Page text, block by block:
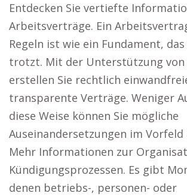
Entdecken Sie vertiefte
Arbeitsverträge. Ein
Regeln ist wie ein Fundament,
trotzt. Mit der Unterstützung von
erstellen Sie rechtlich
transparente Verträge. Weniger
diese Weise können Sie mögliche
Auseinandersetzungen im Vorfeld
Mehr Informationen zur
Kündigungsprozessen. Es gibt
denen betriebs-, personen- oder